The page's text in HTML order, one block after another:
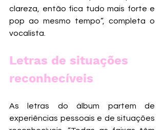
clareza, então fica tudo mais forte e
pop ao mesmo tempo”, completa o
vocalista.
Letras de situações
reconhecíveis
As letras do álbum partem de
experiências pessoais e de situações